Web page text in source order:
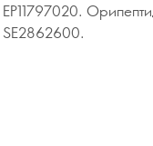
EP11797020.
SE2862600.